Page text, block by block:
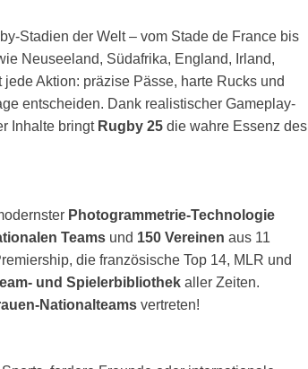
Stadien der Welt – vom Stade de France bis
Neuseeland, Südafrika, England, Irland,
jede Aktion: präzise Pässe, harte Rucks und
entscheiden. Dank realistischer Gameplay-
Inhalte bringt Rugby 25 die wahre Essenz des
Photogrammetrie-Technologie
Teams und 150 Vereinen aus 11
die französische Top 14, MLR und
und Spielerbibliothek aller Zeiten.
Nationalteams vertreten!